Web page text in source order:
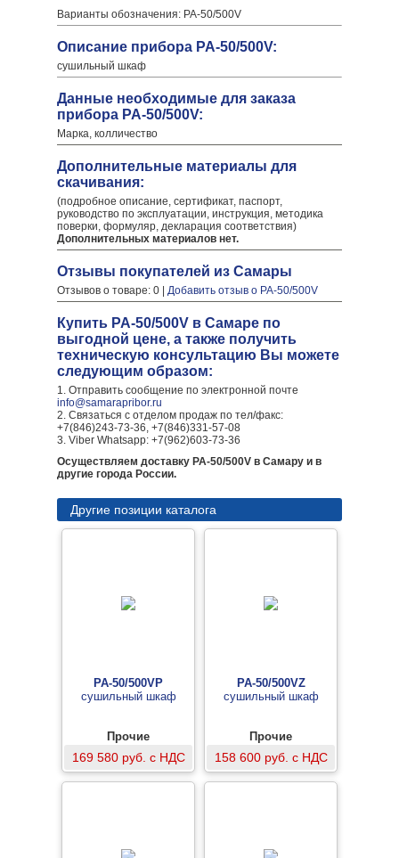
Варианты обозначения: PA-50/500V
Описание прибора PA-50/500V:
сушильный шкаф
Данные необходимые для заказа
прибора PA-50/500V:
Марка, колличество
Дополнительные материалы для
скачивания:
(подробное описание, сертификат, паспорт,
руководство по эксплуатации, инструкция, методика
поверки, формуляр, декларация соответствия)
Дополнительных материалов нет.
Отзывы покупателей из Самары
Отзывов о товаре: 0 | Добавить отзыв о PA-50/500V
Купить PA-50/500V в Самаре по
выгодной цене, а также получить
техническую консультацию Вы можете
следующим образом:
1. Отправить сообщение по электронной почте
info@samarapribor.ru
2. Связаться с отделом продаж по тел/факс:
+7(846)243-73-36, +7(846)331-57-08
3. Viber Whatsapp: +7(962)603-73-36
Осуществляем доставку PA-50/500V в Самару и в
другие города России.
Другие позиции каталога
PA-50/500VP
сушильный шкаф
Прочие
169 580 руб. с НДС
PA-50/500VZ
сушильный шкаф
Прочие
158 600 руб. с НДС